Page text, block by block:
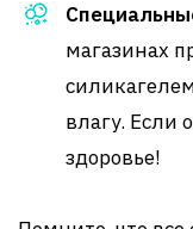
магазинах
влагу. Если
здоровье!